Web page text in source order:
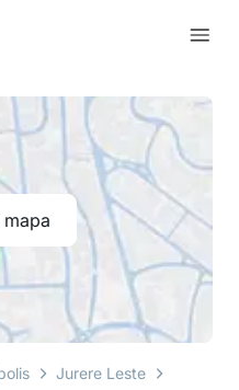
mapa
Jurere Leste